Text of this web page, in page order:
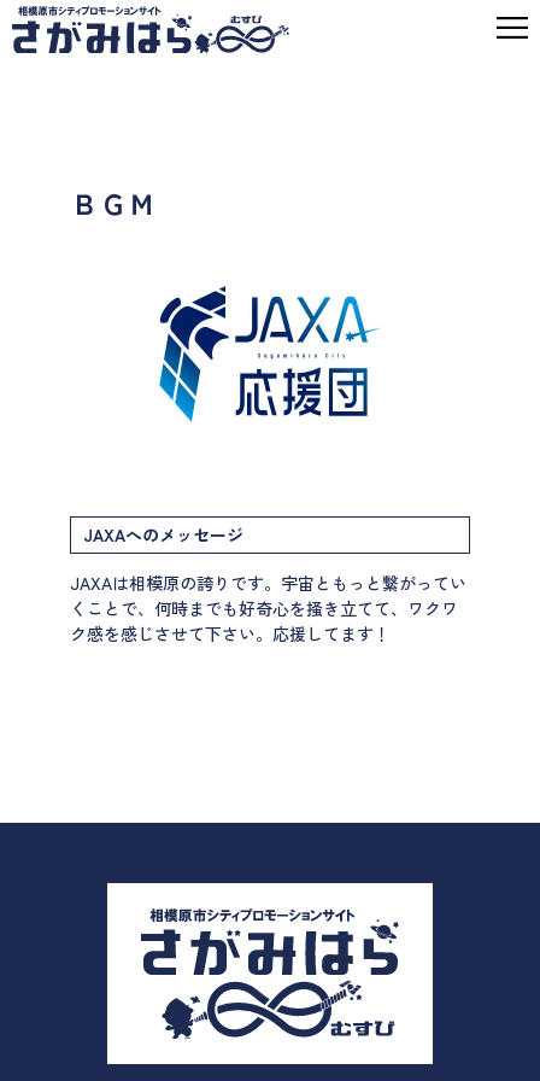
ＢＧＭ
JAXAへのメッセージ
JAXAは相模原の誇りです。宇宙ともっと繋がってい
くことで、何時までも好奇心を掻き立てて、ワクワ
ク感を感じさせて下さい。応援してます！